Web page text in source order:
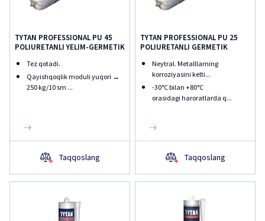
TYTAN PROFESSIONAL PU 45
POLIURETANLI YELIM-GERMETIK
Tez qotadi.
Qayishqoqlik moduli yuqori →
250 kg/10 sm ...
Taqqoslang
TYTAN PROFESSIONAL PU 25
POLIURETANLI GERMETIK
Neytral. Metalllarning
korroziyasini kelti...
-30°С bilan +80°С
orasidagi haroratlarda q...
Taqqoslang